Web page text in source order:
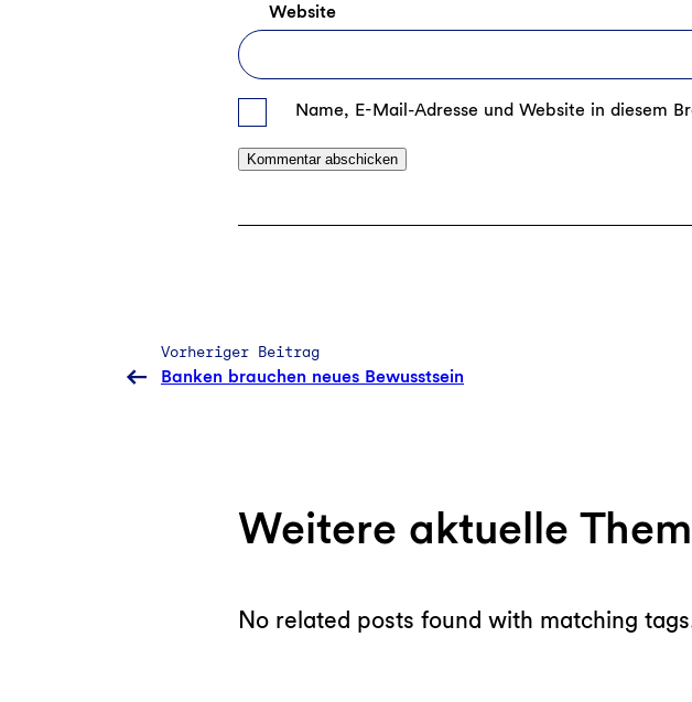
Website
Name, E-Mail-Adresse und Website in diesem
Vorheriger Beitrag
Banken brauchen neues Bewusstsein
Weitere aktuelle
No related posts found with matching